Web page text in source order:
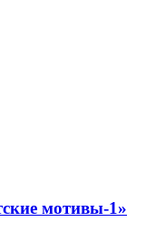
мотивы-1»